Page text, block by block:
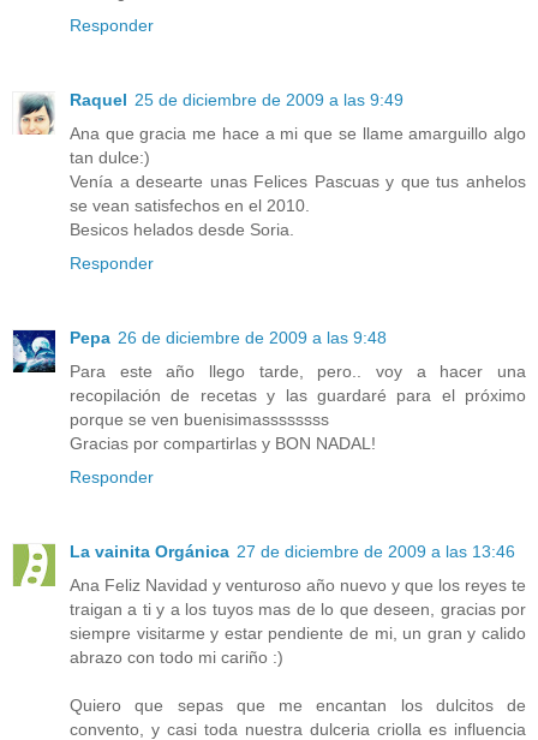
Responder
Raquel 25 de diciembre de 2009 a las 9:49
Ana que gracia me hace a mi que se llame amarguillo algo
tan dulce:)
Venía a desearte unas Felices Pascuas y que tus anhelos
se vean satisfechos en el 2010.
Besicos helados desde Soria.
Responder
Pepa 26 de diciembre de 2009 a las 9:48
Para este año llego tarde, pero.. voy a hacer una
recopilación de recetas y las guardaré para el próximo
porque se ven buenisimassssssss
Gracias por compartirlas y BON NADAL!
Responder
La vainita Orgánica 27 de diciembre de 2009 a las 13:46
Ana Feliz Navidad y venturoso año nuevo y que los reyes te
traigan a ti y a los tuyos mas de lo que deseen, gracias por
siempre visitarme y estar pendiente de mi, un gran y calido
abrazo con todo mi cariño :)
Quiero que sepas que me encantan los dulcitos de
convento, y casi toda nuestra dulceria criolla es influencia